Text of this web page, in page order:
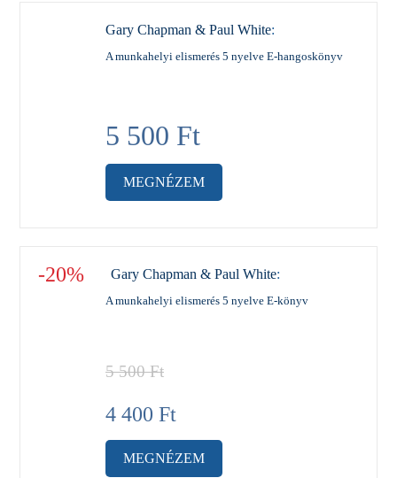
Gary Chapman & Paul White:
A munkahelyi elismerés 5 nyelve E-hangoskönyv
5 500 Ft
MEGNÉZEM
-20% Gary Chapman & Paul White:
A munkahelyi elismerés 5 nyelve E-könyv
5 500Ft
4 400 Ft
MEGNÉZEM